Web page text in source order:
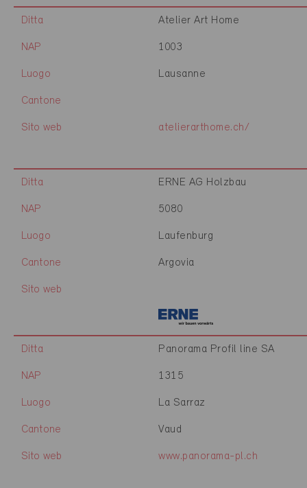
Ditta Atelier Art Home
NAP 1003
Luogo Lausanne
Cantone
Sito web atelierarthome.ch/
Ditta ERNE AG Holzbau
NAP 5080
Luogo Laufenburg
Cantone Argovia
Sito web
Ditta Panorama Profil line SA
NAP 1315
Luogo La Sarraz
Cantone Vaud
Sito web www.panorama-pl.ch